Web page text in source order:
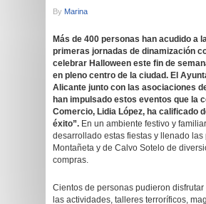
By Marina
Más de 400 personas han acudido a
primeras jornadas de dinamización
celebrar Halloween este fin de
en pleno centro de la ciudad. El
Alicante junto con las asociaciones
han impulsado estos eventos que la
Comercio, Lidia López, ha calificado
éxito”. En un ambiente festivo y
desarrollado estas fiestas y llenado las
Montañeta y de Calvo Sotelo de
compras.
Cientos de personas pudieron disfrutar
las actividades, talleres terroríficos,